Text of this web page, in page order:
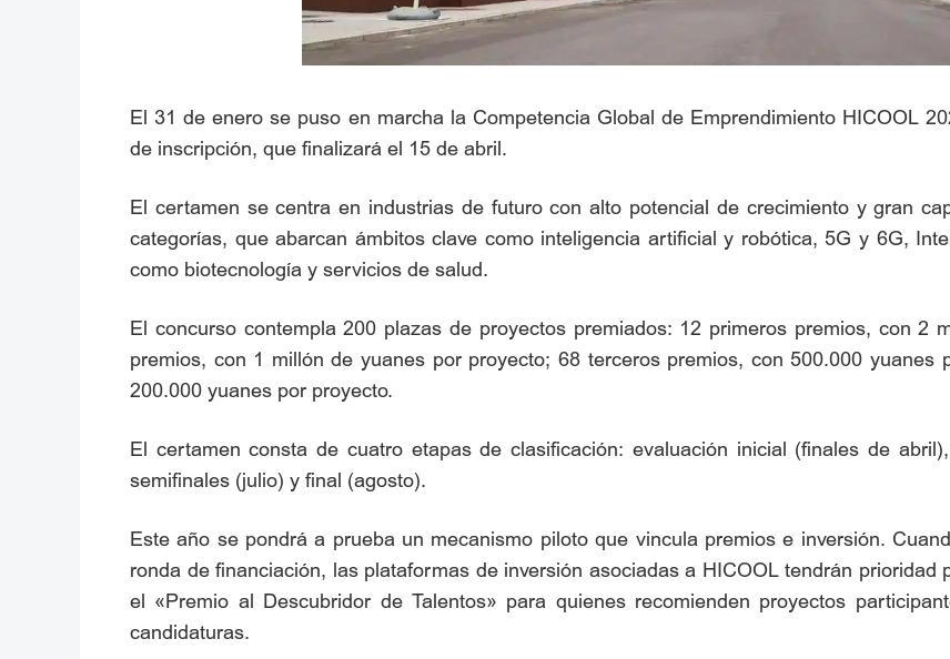
El 31 de enero se puso en marcha la Competencia Global de Emprendimiento HICOOL
de inscripción, que finalizará el 15 de abril.
El certamen se centra en industrias de futuro con alto potencial de crecimiento y gran
categorías, que abarcan ámbitos clave como inteligencia artificial y robótica, 5G y 6G,
como biotecnología y servicios de salud.
El concurso contempla 200 plazas de proyectos premiados: 12 primeros premios, con 2
premios, con 1 millón de yuanes por proyecto; 68 terceros premios, con 500.000
200.000 yuanes por proyecto.
El certamen consta de cuatro etapas de clasificación: evaluación inicial (finales de
semifinales (julio) y final (agosto).
Este año se pondrá a prueba un mecanismo piloto que vincula premios e inversión.
ronda de financiación, las plataformas de inversión asociadas a HICOOL tendrán
el «Premio al Descubridor de Talentos» para quienes recomienden proyectos
candidaturas.